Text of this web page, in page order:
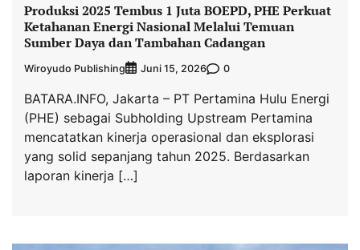
Produksi 2025 Tembus 1 Juta BOEPD, PHE Perkuat
Ketahanan Energi Nasional Melalui Temuan
Sumber Daya dan Tambahan Cadangan
Wiroyudo Publishing Juni 15, 2026 0
BATARA.INFO, Jakarta – PT Pertamina Hulu Energi
(PHE) sebagai Subholding Upstream Pertamina
mencatatkan kinerja operasional dan eksplorasi
yang solid sepanjang tahun 2025. Berdasarkan
laporan kinerja […]